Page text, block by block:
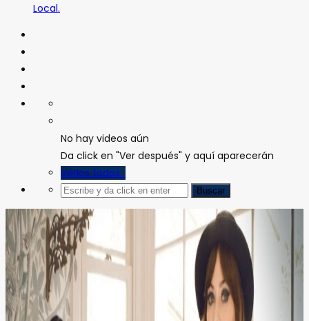
Local.
No hay videos aún
Da click en "Ver después" y aquí aparecerán
Verlos todos